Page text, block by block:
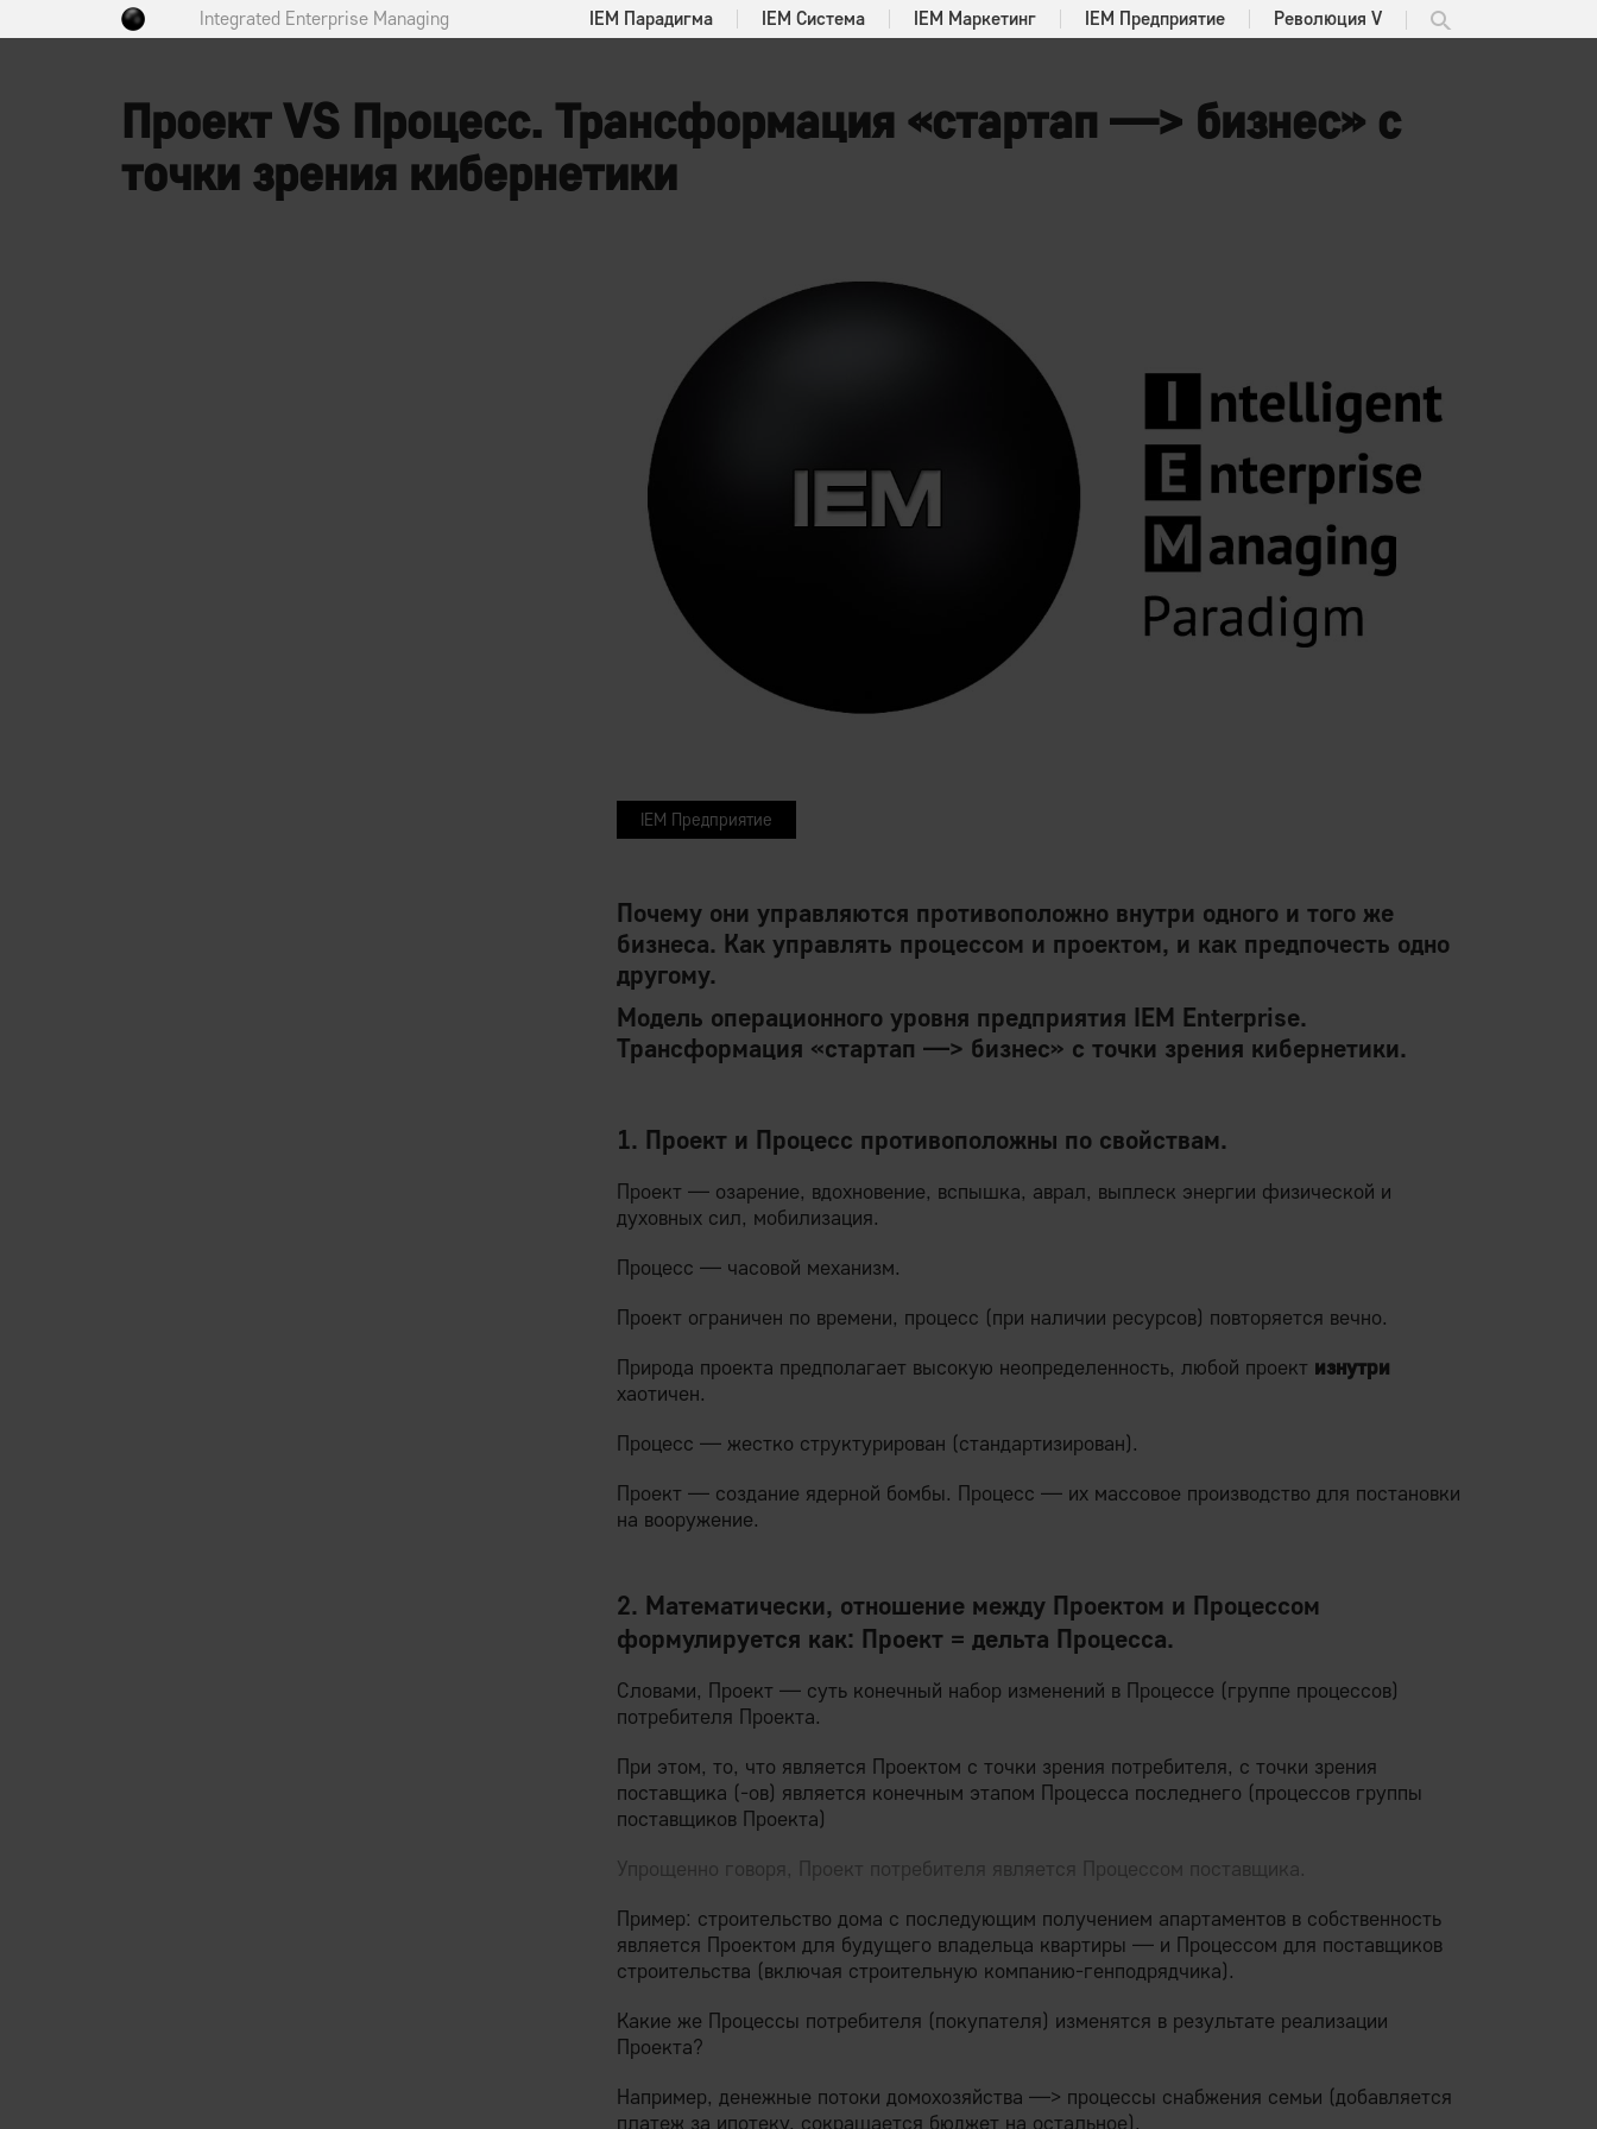
Integrated Enterprise Managing IEM Парадигма IEM Система IEM Маркетинг IEM Предприятие Революция V
Проект VS Процесс. Трансформация «стартап —> бизнес» с
точки зрения кибернетики
IEM Предприятие
Почему они управляются противоположно внутри одного и того же
бизнеса. Как управлять процессом и проектом, и как предпочесть одно
другому.
Модель операционного уровня предприятия IEM Enterprise.
Трансформация «стартап —> бизнес» с точки зрения кибернетики.
1. Проект и Процесс противоположны по свойствам.
Проект — озарение, вдохновение, вспышка, аврал, выплеск энергии физической и
духовных сил, мобилизация.
Процесс — часовой механизм.
Проект ограничен по времени, процесс (при наличии ресурсов) повторяется вечно.
Природа проекта предполагает высокую неопределенность, любой проект изнутри
хаотичен.
Процесс — жестко структурирован (стандартизирован).
Проект — создание ядерной бомбы. Процесс — их массовое производство для постановки
на вооружение.
2. Математически, отношение между Проектом и Процессом
формулируется как: Проект = дельта Процесса.
Словами, Проект — суть конечный набор изменений в Процессе (группе процессов)
потребителя Проекта.
При этом, то, что является Проектом с точки зрения потребителя, с точки зрения
поставщика (-ов) является конечным этапом Процесса последнего (процессов группы
поставщиков Проекта)
Упрощенно говоря, Проект потребителя является Процессом поставщика.
Пример: строительство дома с последующим получением апартаментов в собственность
является Проектом для будущего владельца квартиры — и Процессом для поставщиков
строительства (включая строительную компанию-генподрядчика).
Какие же Процессы потребителя (покупателя) изменятся в результате реализации
Проекта?
Например, денежные потоки домохозяйства —> процессы снабжения семьи (добавляется
платеж за ипотеку, сокращается бюджет на остальное).